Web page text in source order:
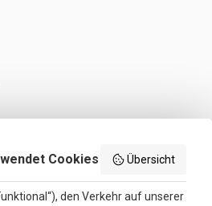
Cookies Übersicht
den Verkehr auf unserer